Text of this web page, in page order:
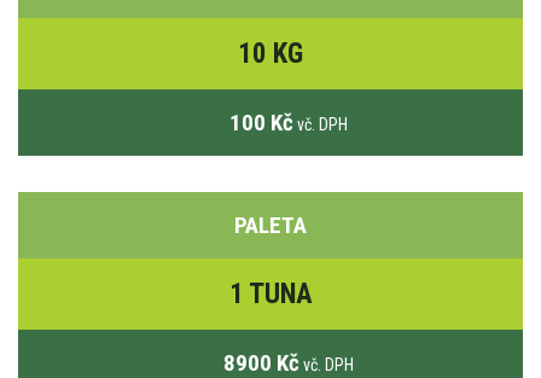
10 KG
100 Kč vč. DPH
PALETA
1 TUNA
8900 Kč vč. DPH